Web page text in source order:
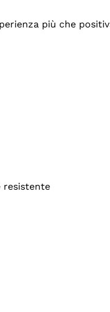
più che
resistente